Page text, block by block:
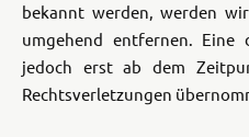
bekannt werden, werden
umgehend entfernen. Eine
jedoch erst ab dem
Rechtsverletzungen